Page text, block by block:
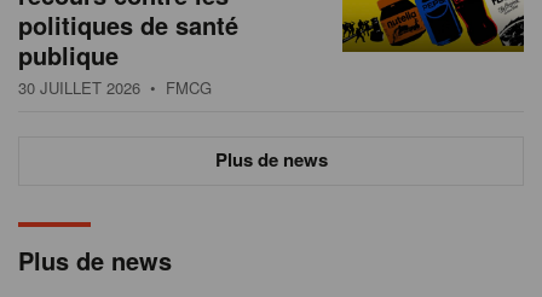
Plus de news
politiques de santé
publique
30 JUILLET 2026 • FMCG
Plus de news